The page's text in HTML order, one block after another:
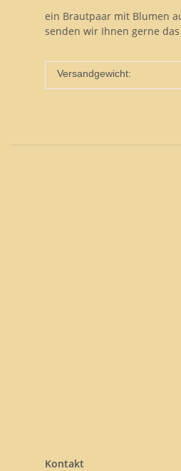
ein Brautpaar mit Blumen
senden wir Ihnen gerne
Versandgewicht:
Kontakt